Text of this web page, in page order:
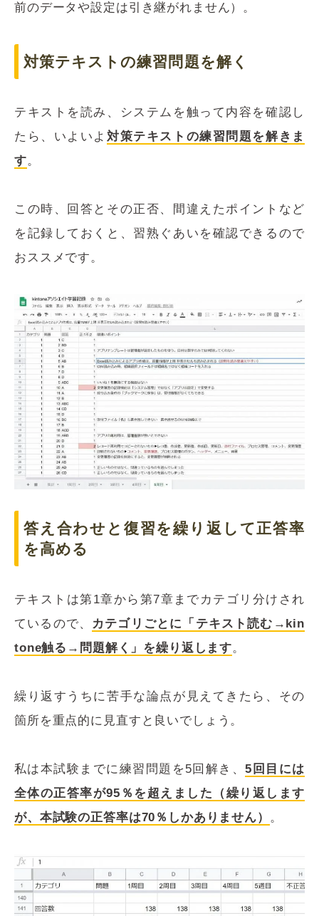
前のデータや設定は引き継がれません）。
対策テキストの練習問題を解く
テキストを読み、システムを触って内容を確認し
たら、いよいよ対策テキストの練習問題を解きま
す。
この時、回答とその正否、間違えたポイントなど
を記録しておくと、習熟ぐあいを確認できるので
おススメです。
答え合わせと復習を繰り返して正答率
を高める
テキストは第1章から第7章までカテゴリ分けされ
ているので、
カテゴリごとに「テキスト読む→kin
tone触る→問題解く」を繰り返します。
繰り返すうちに苦手な論点が見えてきたら、その
箇所を重点的に見直すと良いでしょう。
私は本試験までに練習問題を5回解き、5回目には
全体の正答率が95％を超えました（繰り返します
が、本試験の正答率は70％しかありません） 。